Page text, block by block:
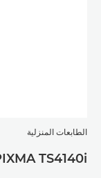
الطابعات المنزلية
TS4140i